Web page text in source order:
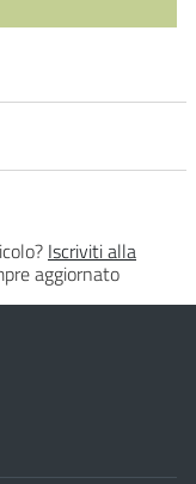
Iscriviti alla
aggiornato